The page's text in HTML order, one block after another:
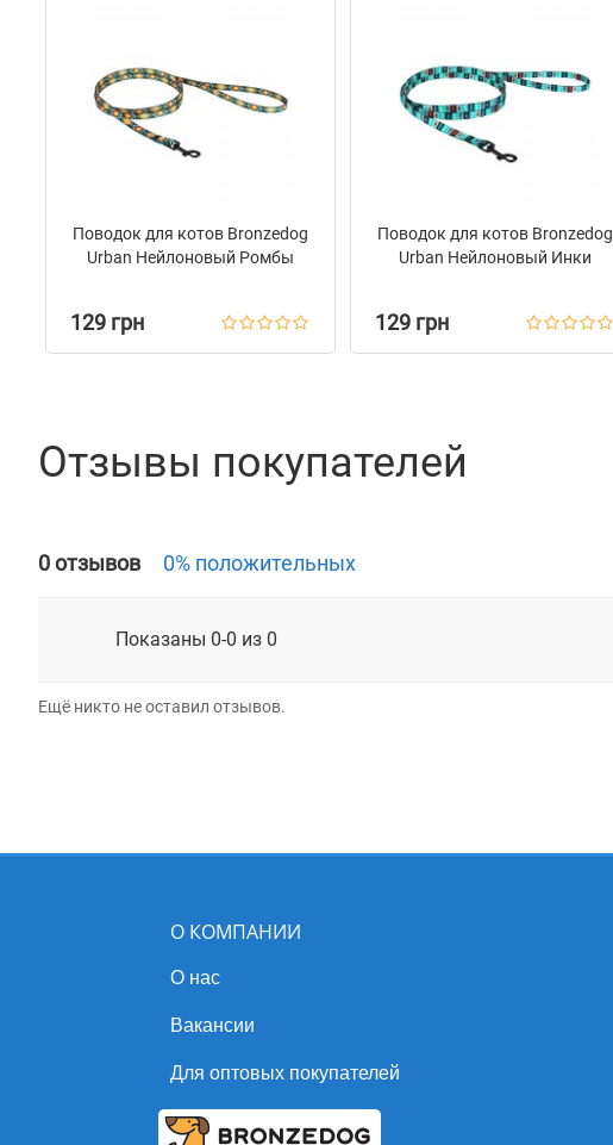
Поводок для котов Bronzedog
Urban Нейлоновый Ромбы
129 грн
Поводок для котов Bronzedog
Urban Нейлоновый Инки
129 грн
Отзывы покупателей
0 отзывов 0% положительных
Показаны 0-0 из 0
Ещё никто не оставил отзывов.
О КОМПАНИИ
О нас
Вакансии
Для оптовых покупателей